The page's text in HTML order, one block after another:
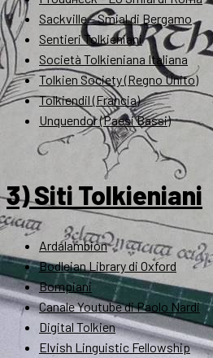
Sackville – Smial di Bergamo
Sentieri Tolkieniani
Società Tolkieniana Italiana
Tolkien Society (Regno Unito)
Tolkiendil (Francia)
Unquendor (Paesi Bassi)
3) Siti Tolkieniani
Ardalambion
Bodleian Library di Oxford
Bompiani
Canale Youtube di Paolo Nardi
Digital Tolkien
Elvish Linguistic Fellowship